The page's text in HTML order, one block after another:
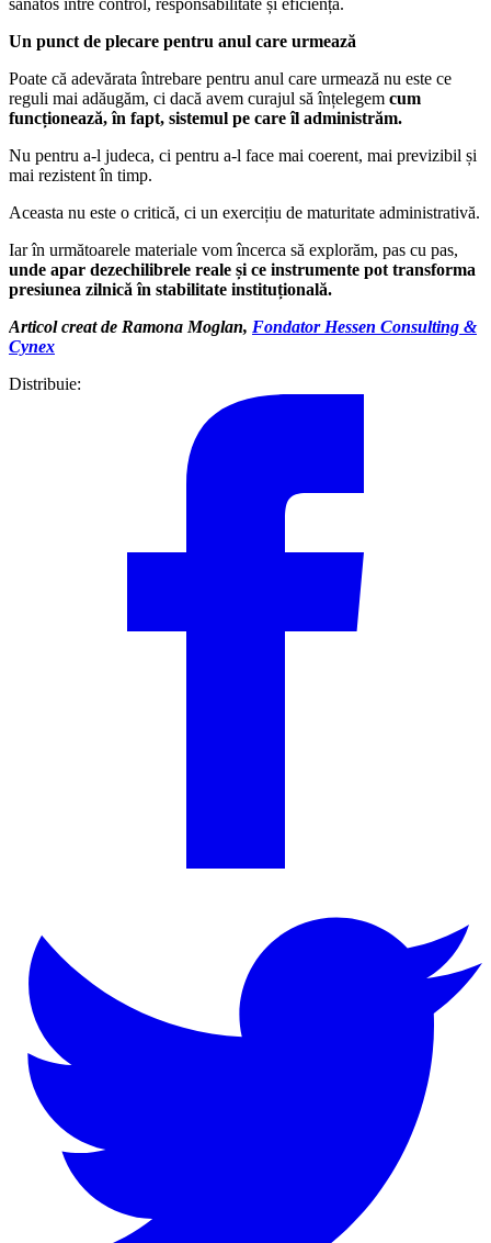
sănătos între control, responsabilitate și eficiență.
Un punct de plecare pentru anul care urmează
Poate că adevărata întrebare pentru anul care urmează nu este ce
reguli mai adăugăm, ci dacă avem curajul să înțelegem cum
funcționează, în fapt, sistemul pe care îl administrăm.
Nu pentru a-l judeca, ci pentru a-l face mai coerent, mai previzibil și
mai rezistent în timp.
Aceasta nu este o critică, ci un exercițiu de maturitate administrativă.
Iar în următoarele materiale vom încerca să explorăm, pas cu pas,
unde apar dezechilibrele reale și ce instrumente pot transforma
presiunea zilnică în stabilitate instituțională.
Articol creat de Ramona Moglan, Fondator Hessen Consulting &
Cynex
Distribuie: